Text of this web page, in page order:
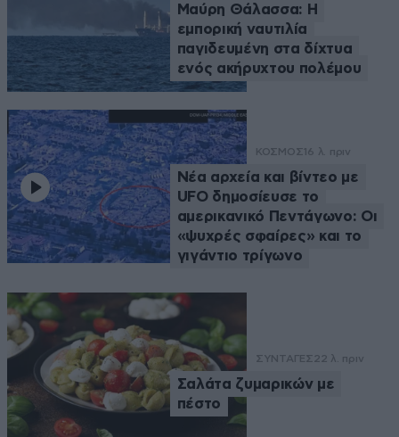
Μαύρη Θάλασσα: Η
εμπορική ναυτιλία
παγιδευμένη στα δίχτυα
ενός ακήρυχτου πολέμου
ΚΟΣΜΟΣ 16 λ. πριν
Νέα αρχεία και βίντεο με
UFO δημοσίευσε το
αμερικανικό Πεντάγωνο: Οι
«ψυχρές σφαίρες» και το
γιγάντιο τρίγωνο
ΣΥΝΤΑΓΕΣ 22 λ. πριν
Σαλάτα ζυμαρικών με
πέστο